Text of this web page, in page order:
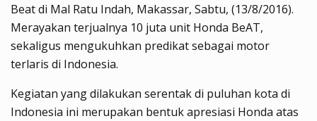
Beat di Mal Ratu Indah, Makassar, Sabtu, (13/8/2016).
Merayakan terjualnya 10 juta unit Honda BeAT,
sekaligus mengukuhkan predikat sebagai motor
terlaris di Indonesia.
Kegiatan yang dilakukan serentak di puluhan kota di
Indonesia ini merupakan bentuk apresiasi Honda atas